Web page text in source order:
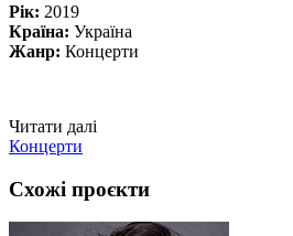
Рік: 2019
Країна: Україна
Жанр: Концерти
Читати далі
Концерти
Схожі проєкти